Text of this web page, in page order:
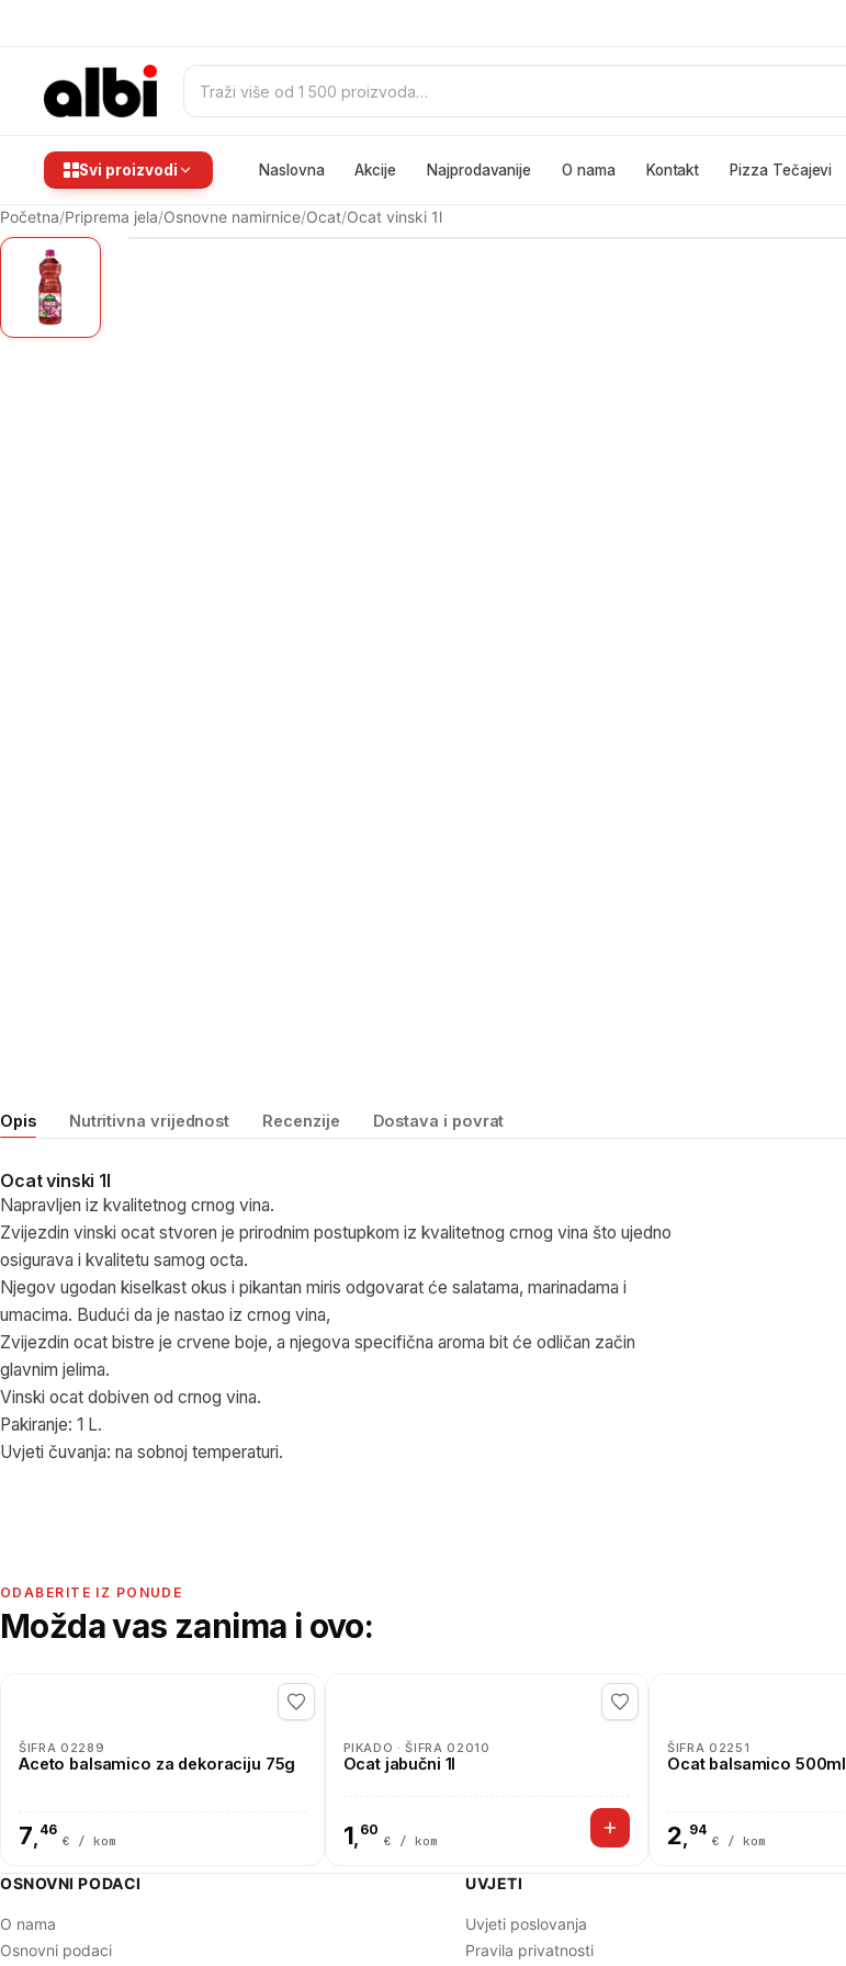
Pretraži:
Svi proizvodi Naslovna Akcije Najprodavanije O nama Kontakt Pizza Tečajevi
Početna/Priprema jela/Osnovne namirnice/Ocat/Ocat vinski 1l
Opis Nutritivna vrijednost Recenzije Dostava i povrat
Ocat vinski 1l
Napravljen iz kvalitetnog crnog vina.
Zvijezdin vinski ocat stvoren je prirodnim postupkom iz kvalitetnog crnog vina što ujedno
osigurava i kvalitetu samog octa.
Njegov ugodan kiselkast okus i pikantan miris odgovarat će salatama, marinadama i
umacima. Budući da je nastao iz crnog vina,
Zvijezdin ocat bistre je crvene boje, a njegova specifična aroma bit će odličan začin
glavnim jelima.
Vinski ocat dobiven od crnog vina.
Pakiranje: 1 L.
Uvjeti čuvanja: na sobnoj temperaturi.
ODABERITE IZ PONUDE
Možda vas zanima i ovo:
ŠIFRA 02289
Aceto balsamico za dekoraciju 75g
7, 46
€ / kom
PIKADO · ŠIFRA 02010
Ocat jabučni 1l
1, 60
€ / kom
ŠIFRA 02251
Ocat balsamico 500ml
2, 94
€ / kom
OSNOVNI PODACI
O nama
Osnovni podaci
UVJETI
Uvjeti poslovanja
Pravila privatnosti